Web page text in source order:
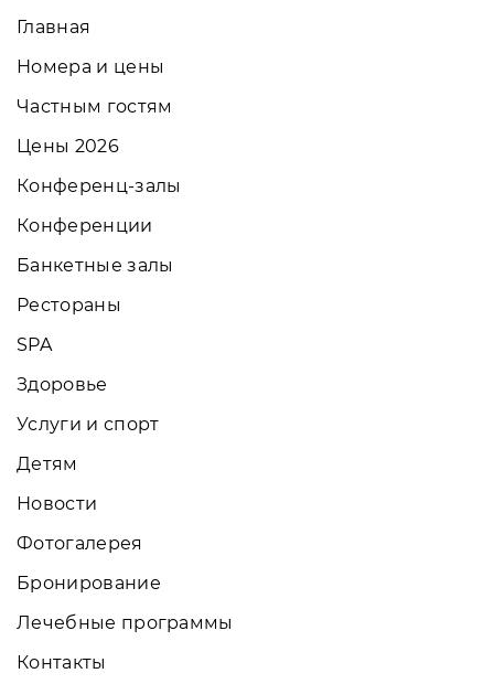
Главная
Номера и цены
Частным гостям
Цены 2026
Конференц-залы
Конференции
Банкетные залы
Рестораны
SPA
Здоровье
Услуги и спорт
Детям
Новости
Фотогалерея
Бронирование
Лечебные программы
Контакты